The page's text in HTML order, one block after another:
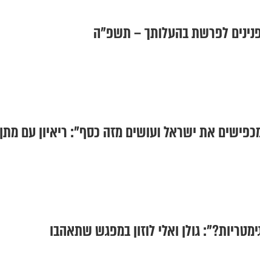
לפרשת בהעלותך – תשפ"ה
את ישראל ועושים מזה כסף": ריאיון עם מתן
גולן ואלי לוזון במפגש שתאהבו